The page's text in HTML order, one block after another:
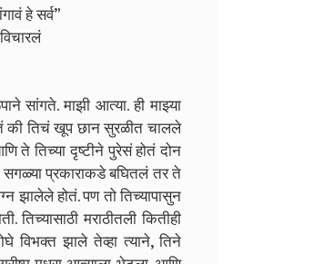
हे सर्व”
सांगते. माझी आत्या. ही माझ्या
की तिचं खूप छान सुरळीत चालले
ते तिच्या दृष्टीने पुरेसं होतं दोन
सगळ्या प्रकाराकडे बघितलं तर ते
झालेले होतं. पण तो तिच्यापासुन
मराठीतली कितीही
विभक्त झाले तेव्हा त्याने, तिने